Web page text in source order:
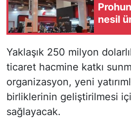
nesil
Yaklaşık 250 milyon
ticaret hacmine katkı
organizasyon, yeni
birliklerinin geliştirilmesi
sağlayacak.